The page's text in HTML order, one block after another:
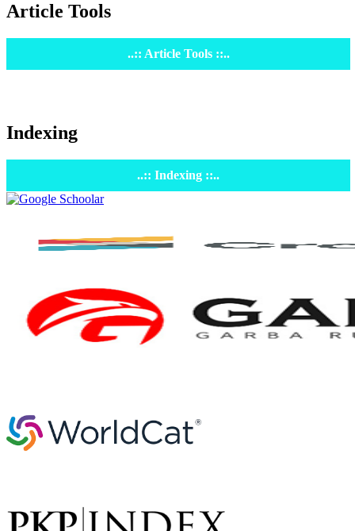
Article Tools
..:: Article Tools ::..
Indexing
..:: Indexing ::..